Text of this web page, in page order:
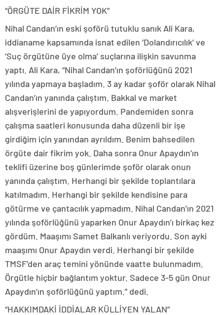
“ÖRGÜTE DAİR FİKRİM YOK”
Nihal Candan’ın eski şoförü tutuklu sanık Ali Kara,
iddianame kapsamında isnat edilen ‘Dolandırıcılık’ ve
‘Suç örgütüne üye olma’ suçlarına ilişkin savunma
yaptı. Ali Kara, “Nihal Candan’ın şoförlüğünü 2021
yılında yapmaya başladım. 3 ay kadar şoför olarak Nihal
Candan’ın yanında çalıştım. Bakkal ve market
alışverişlerini de yapıyordum. Pandemiden sonra
çalışma saatleri konusunda daha düzenli bir işe
girdiğim için yanından ayrıldım. Benim bahsedilen
örgüte dair fikrim yok. Daha sonra Onur Apaydın’ın
teklifi üzerine boş günlerimde şoför olarak onun
yanında çalıştım. Herhangi bir şekilde toplantılara
katılmadım. Herhangi bir şekilde kendisine para
götürme ve çantacılık yapmadım. Nihal Candan’ın 2021
yılında şoförlüğünü yaparken Onur Apaydın’ı birkaç kez
gördüm. Maaşımı Samet Balkanlı veriyordu. Son ayki
maaşımı Onur Apaydın verdi. Herhangi bir şekilde
TMSF’den araç temini yönünde vaatte bulunmadım.
Örgütle hiçbir bağlantım yoktur. Sadece 3-5 gün Onur
Apaydın’ın şoförlüğünü yaptım.” dedi.
“HAKKIMDAKİ İDDİALAR KÜLLİYEN YALAN”